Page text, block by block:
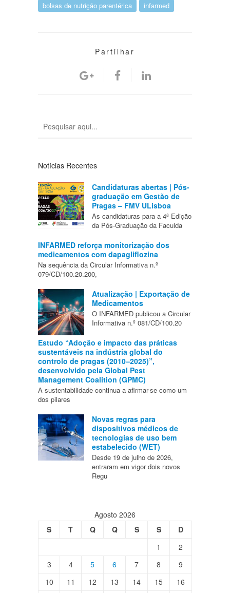
bolsas de nutrição parentérica infarmed
Partilhar
Notícias Recentes
Candidaturas abertas | Pós-
graduação em Gestão de
Pragas – FMV ULisboa
As candidaturas para a 4ª Edição
da Pós-Graduação da Faculda
INFARMED reforça monitorização dos
medicamentos com dapagliflozina
Na sequência da Circular Informativa n.º
079/CD/100.20.200,
Atualização | Exportação de
Medicamentos
O INFARMED publicou a Circular
Informativa n.º 081/CD/100.20
Estudo “Adoção e impacto das práticas
sustentáveis na indústria global do
controlo de pragas (2010–2025)”,
desenvolvido pela Global Pest
Management Coalition (GPMC)
A sustentabilidade continua a afirmar-se como um
dos pilares
Novas regras para
dispositivos médicos de
tecnologias de uso bem
estabelecido (WET)
Desde 19 de julho de 2026,
entraram em vigor dois novos
Regu
Agosto 2026
S
T Q Q S S
D
1
2
3
4 5 6 7 8
9
10
11 12 13 14 15
16